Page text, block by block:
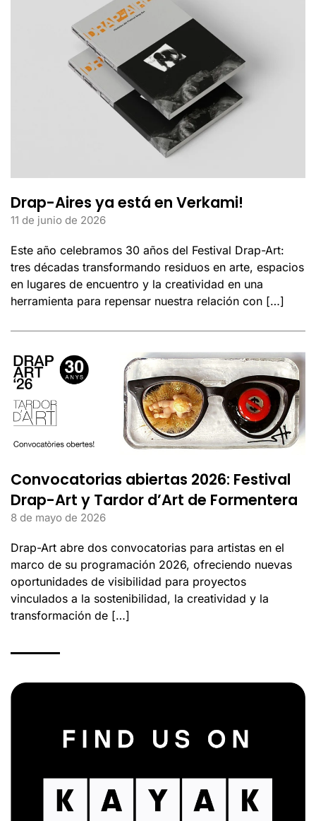
Drap-Aires ya está en Verkami!
11 de junio de 2026
Este año celebramos 30 años del Festival Drap-Art:
tres décadas transformando residuos en arte, espacios
en lugares de encuentro y la creatividad en una
herramienta para repensar nuestra relación con […]
Convocatorias abiertas 2026: Festival
Drap-Art y Tardor d’Art de Formentera
8 de mayo de 2026
Drap-Art abre dos convocatorias para artistas en el
marco de su programación 2026, ofreciendo nuevas
oportunidades de visibilidad para proyectos
vinculados a la sostenibilidad, la creatividad y la
transformación de […]